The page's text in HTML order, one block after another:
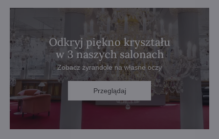
Odkryj piękno kryształu
w 3 naszych salonach
Zobacz żyrandole na własne oczy
Przeglądaj